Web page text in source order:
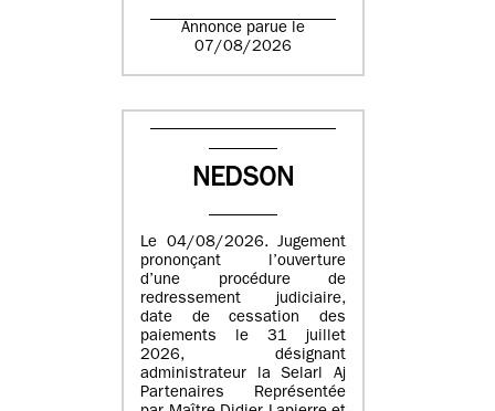
Annonce parue le
07/08/2026
NEDSON
Le 04/08/2026. Jugement
prononçant l’ouverture
d’une procédure de
redressement judiciaire,
date de cessation des
paiements le 31 juillet
2026, désignant
administrateur la Selarl Aj
Partenaires Représentée